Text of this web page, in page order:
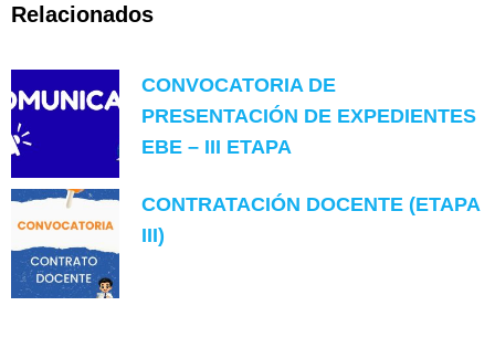
Relacionados
CONVOCATORIA DE
PRESENTACIÓN DE EXPEDIENTES
EBE – III ETAPA
CONTRATACIÓN DOCENTE (ETAPA
III)